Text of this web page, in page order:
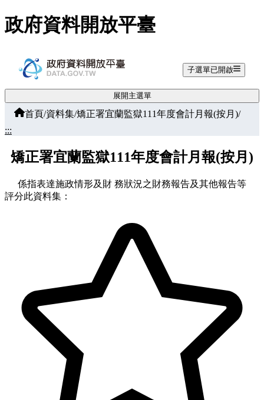
跳至主要內容
政府資料開放平臺
子選單已開啟
展開主選單
首頁/資料集/矯正署宜蘭監獄111年度會計月報(按月)/
:::
矯正署宜蘭監獄111年度會計月報(按月)
係指表達施政情形及財 務狀況之財務報告及其他報告等
評分此資料集：